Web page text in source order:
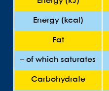
Energy (kcal)
Fat
– of which saturates
Carbohydrate